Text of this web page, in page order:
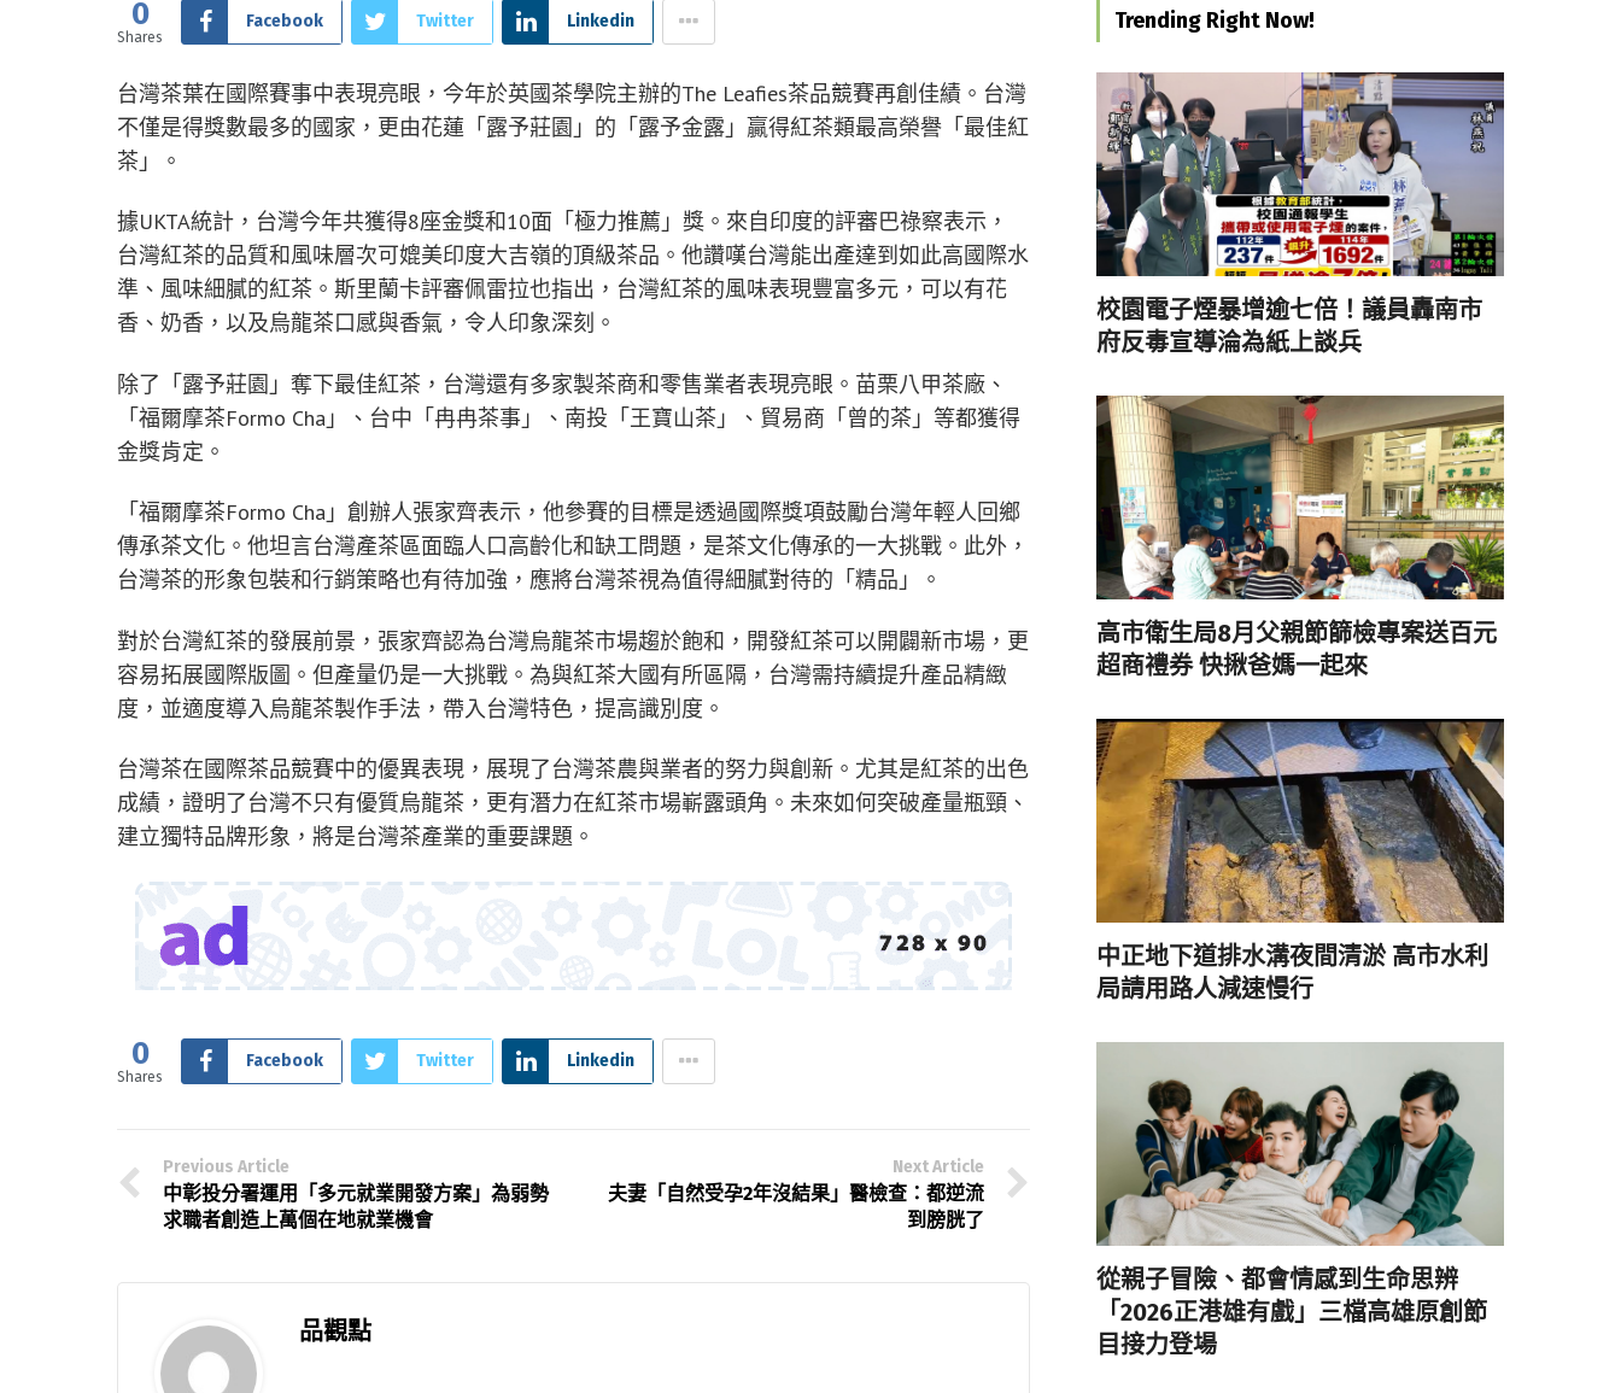
0
Shares
Facebook Twitter Linkedin
台灣茶葉在國際賽事中表現亮眼，今年於英國茶學院主辦的The Leafies茶品競賽再創佳績。台灣
不僅是得獎數最多的國家，更由花蓮「露予莊園」的「露予金露」贏得紅茶類最高榮譽「最佳紅
茶」。
據UKTA統計，台灣今年共獲得8座金獎和10面「極力推薦」獎。來自印度的評審巴祿察表示，
台灣紅茶的品質和風味層次可媲美印度大吉嶺的頂級茶品。他讚嘆台灣能出產達到如此高國際水
準、風味細膩的紅茶。斯里蘭卡評審佩雷拉也指出，台灣紅茶的風味表現豐富多元，可以有花
香、奶香，以及烏龍茶口感與香氣，令人印象深刻。
除了「露予莊園」奪下最佳紅茶，台灣還有多家製茶商和零售業者表現亮眼。苗栗八甲茶廠、
「福爾摩茶Formo Cha」、台中「冉冉茶事」、南投「王寶山茶」、貿易商「曾的茶」等都獲得
金獎肯定。
「福爾摩茶Formo Cha」創辦人張家齊表示，他參賽的目標是透過國際獎項鼓勵台灣年輕人回鄉
傳承茶文化。他坦言台灣產茶區面臨人口高齡化和缺工問題，是茶文化傳承的一大挑戰。此外，
台灣茶的形象包裝和行銷策略也有待加強，應將台灣茶視為值得細膩對待的「精品」。
對於台灣紅茶的發展前景，張家齊認為台灣烏龍茶市場趨於飽和，開發紅茶可以開闢新市場，更
容易拓展國際版圖。但產量仍是一大挑戰。為與紅茶大國有所區隔，台灣需持續提升產品精緻
度，並適度導入烏龍茶製作手法，帶入台灣特色，提高識別度。
台灣茶在國際茶品競賽中的優異表現，展現了台灣茶農與業者的努力與創新。尤其是紅茶的出色
成績，證明了台灣不只有優質烏龍茶，更有潛力在紅茶市場嶄露頭角。未來如何突破產量瓶頸、
建立獨特品牌形象，將是台灣茶產業的重要課題。
0
Shares
Facebook Twitter Linkedin
Previous Article
中彰投分署運用「多元就業開發方案」為弱勢
求職者創造上萬個在地就業機會
Next Article
夫妻「自然受孕2年沒結果」醫檢查：都逆流
到膀胱了
品觀點
Trending Right Now!
校園電子煙暴增逾七倍！議員轟南市
府反毒宣導淪為紙上談兵
高市衛生局8月父親節篩檢專案送百元
超商禮券 快揪爸媽一起來
中正地下道排水溝夜間清淤 高市水利
局請用路人減速慢行
從親子冒險、都會情感到生命思辨
「2026正港雄有戲」三檔高雄原創節
目接力登場